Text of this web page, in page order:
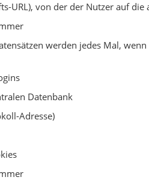
URL), von der der Nutzer auf
werden jedes Mal,
Datenbank
Adresse)